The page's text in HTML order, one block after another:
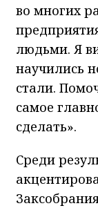
во многих
людьми. Я
научились
стали.
самое
сделать».
Среди